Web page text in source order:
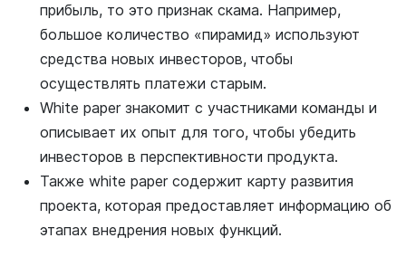
прибыль, то это признак скама. Например,
большое количество «пирамид» используют
средства новых инвесторов, чтобы
осуществлять платежи старым.
White paper знакомит с участниками команды и
описывает их опыт для того, чтобы убедить
инвесторов в перспективности продукта.
Также white paper содержит карту развития
проекта, которая предоставляет информацию об
этапах внедрения новых функций.